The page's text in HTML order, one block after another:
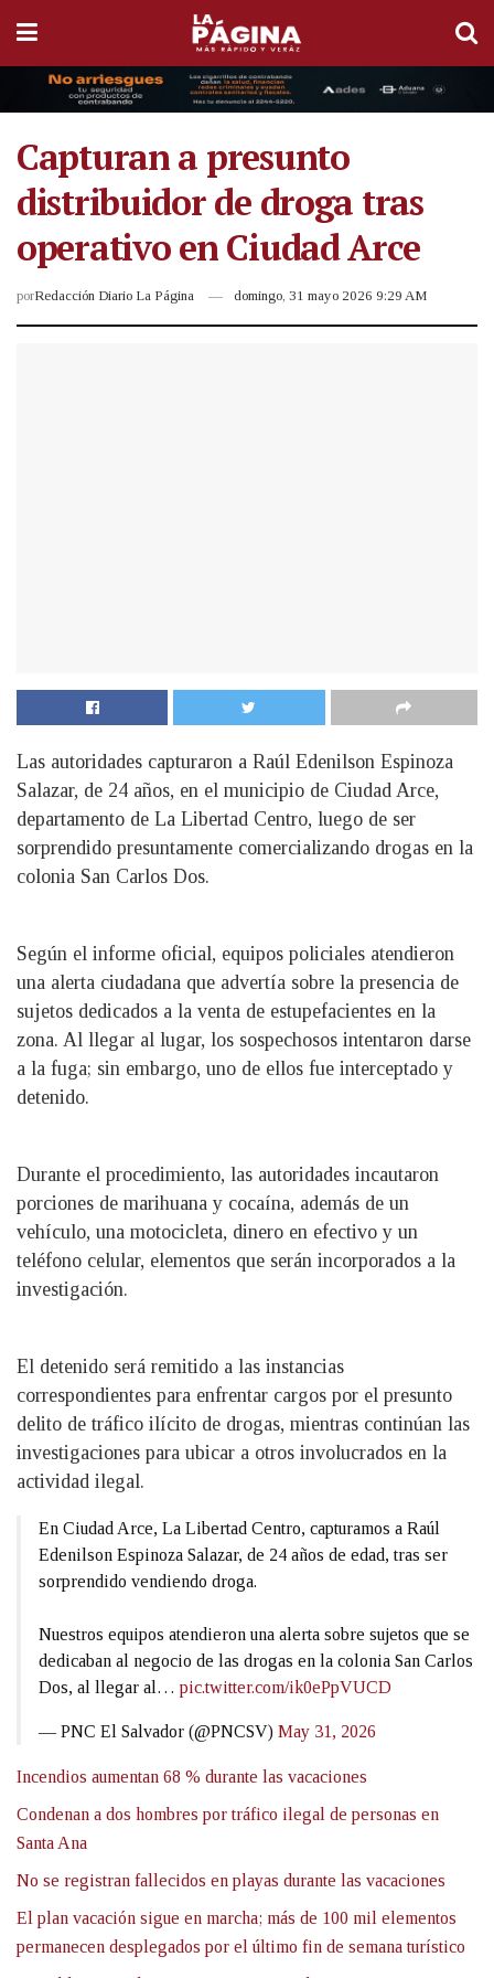
Capturan a presunto
distribuidor de droga tras
operativo en Ciudad Arce
porRedacción Diario La Página domingo, 31 mayo 2026 9:29 AM
Las autoridades capturaron a Raúl Edenilson Espinoza
Salazar, de 24 años, en el municipio de Ciudad Arce,
departamento de La Libertad Centro, luego de ser
sorprendido presuntamente comercializando drogas en la
colonia San Carlos Dos.
Según el informe oficial, equipos policiales atendieron
una alerta ciudadana que advertía sobre la presencia de
sujetos dedicados a la venta de estupefacientes en la
zona. Al llegar al lugar, los sospechosos intentaron darse
a la fuga; sin embargo, uno de ellos fue interceptado y
detenido.
Durante el procedimiento, las autoridades incautaron
porciones de marihuana y cocaína, además de un
vehículo, una motocicleta, dinero en efectivo y un
teléfono celular, elementos que serán incorporados a la
investigación.
El detenido será remitido a las instancias
correspondientes para enfrentar cargos por el presunto
delito de tráfico ilícito de drogas, mientras continúan las
investigaciones para ubicar a otros involucrados en la
actividad ilegal.
En Ciudad Arce, La Libertad Centro, capturamos a Raúl
Edenilson Espinoza Salazar, de 24 años de edad, tras ser
sorprendido vendiendo droga.
Nuestros equipos atendieron una alerta sobre sujetos que se
dedicaban al negocio de las drogas en la colonia San Carlos
Dos, al llegar al… pic.twitter.com/ik0ePpVUCD
— PNC El Salvador (@PNCSV) May 31, 2026
Incendios aumentan 68 % durante las vacaciones
Condenan a dos hombres por tráfico ilegal de personas en
Santa Ana
No se registran fallecidos en playas durante las vacaciones
El plan vacación sigue en marcha; más de 100 mil elementos
permanecen desplegados por el último fin de semana turístico